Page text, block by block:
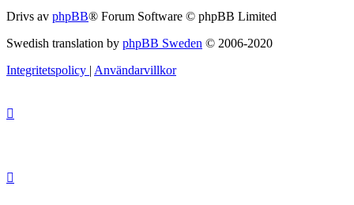
Drivs av phpBB® Forum Software © phpBB Limited
Swedish translation by phpBB Sweden © 2006-2020
Integritetspolicy | Användarvillkor